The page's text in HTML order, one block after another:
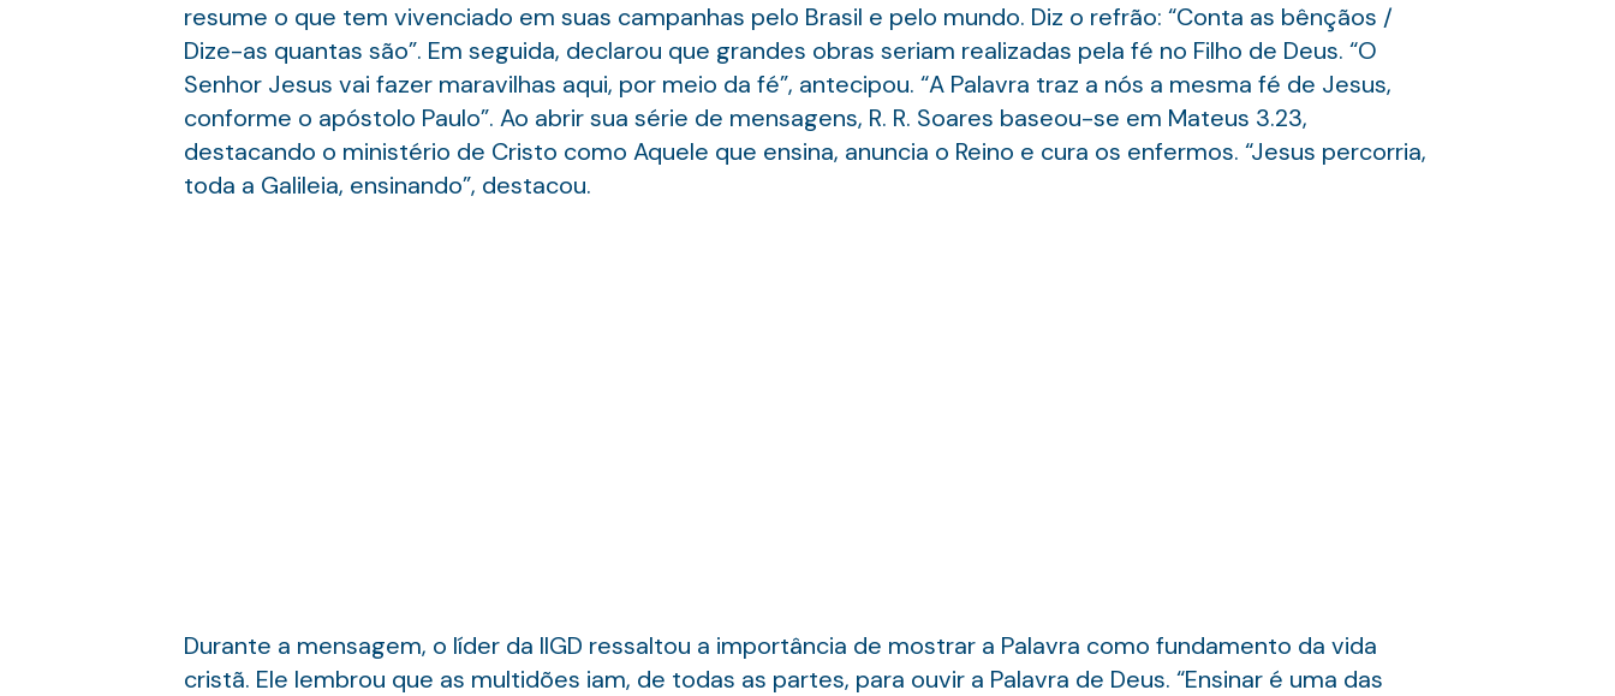
resume o que tem vivenciado em suas campanhas pelo Brasil e pelo mundo. Diz o refrão: “Conta as bênçãos /
Dize-as quantas são”. Em seguida, declarou que grandes obras seriam realizadas pela fé no Filho de Deus. “O
Senhor Jesus vai fazer maravilhas aqui, por meio da fé”, antecipou. “A Palavra traz a nós a mesma fé de Jesus,
conforme o apóstolo Paulo”. Ao abrir sua série de mensagens, R. R. Soares baseou-se em Mateus 3.23,
destacando o ministério de Cristo como Aquele que ensina, anuncia o Reino e cura os enfermos. “Jesus percorria,
toda a Galileia, ensinando”, destacou.
Durante a mensagem, o líder da IIGD ressaltou a importância de mostrar a Palavra como fundamento da vida
cristã. Ele lembrou que as multidões iam, de todas as partes, para ouvir a Palavra de Deus. “Ensinar é uma das